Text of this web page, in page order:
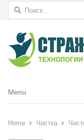
Найти:
Menu
Menu
Home Чистка